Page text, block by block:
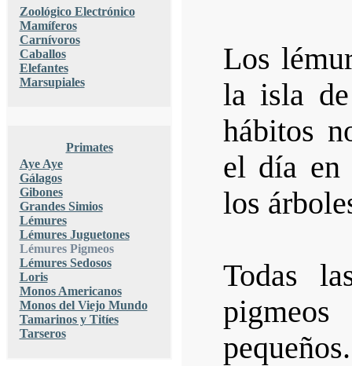
Zoológico Electrónico
Mamíferos
Carnívoros
Caballos
Elefantes
Marsupiales
Primates
Aye Aye
Gálagos
Gibones
Grandes Simios
Lémures
Lémures Juguetones
Lémures Pigmeos
Lémures Sedosos
Loris
Monos Americanos
Monos del Viejo Mundo
Tamarinos y Titíes
Tarseros
Los
la isla de
hábitos
el día en
los
Todas